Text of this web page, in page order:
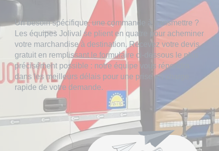
Un besoin spécifique, une commande à transmettre ?
Les équipes Jolival se plient en quatre pour acheminer
votre marchandise à destination. Recevez votre devis
gratuit en remplissant le formulaire ci-dessous le plus
précisément possible : notre équipe vous répondra
dans les meilleurs délais pour une prise en charge
rapide de votre demande.